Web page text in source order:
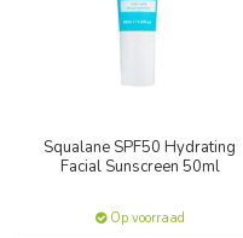
Squalane SPF50 Hydrating
Facial Sunscreen 50ml
Op voorraad